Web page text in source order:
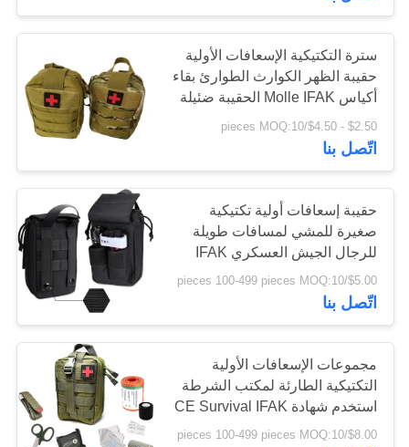
سترة التكتيكية الإسعافات الأولية
حقيبة الظهر الكوارث الطوارئ بقاء
أكياس Molle IFAK الحقيبة ضئيلة
$2.50 - $4.50/pieces MOQ:10
اتّصل بنا
حقيبة إسعافات أولية تكتيكية
صغيرة للمشي لمسافات طويلة
للرجال الجيش العسكري IFAK
الحقيبة رخوة الطوارئ الصدمات
حقيبة
$5.00/pieces 100-499 pieces MOQ:10
اتّصل بنا
مجموعات الإسعافات الأولية
التكتيكية الطارئة لمكتب الشرطة
استخدم شهادة CE Survival IFAK
$8.00/pieces 100-499 pieces MOQ:10